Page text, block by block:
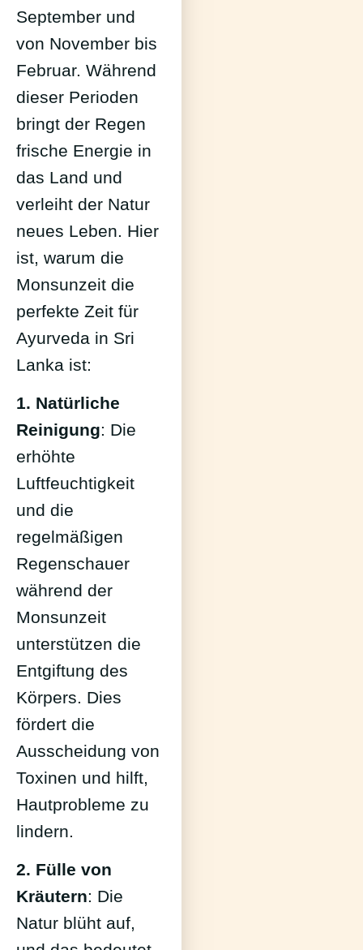
September und
von November bis
Februar. Während
dieser Perioden
bringt der Regen
frische Energie in
das Land und
verleiht der Natur
neues Leben. Hier
ist, warum die
Monsunzeit die
perfekte Zeit für
Ayurveda in Sri
Lanka ist:
1. Natürliche
Reinigung: Die
erhöhte
Luftfeuchtigkeit
und die
regelmäßigen
Regenschauer
während der
Monsunzeit
unterstützen die
Entgiftung des
Körpers. Dies
fördert die
Ausscheidung von
Toxinen und hilft,
Hautprobleme zu
lindern.
2. Fülle von
Kräutern: Die
Natur blüht auf,